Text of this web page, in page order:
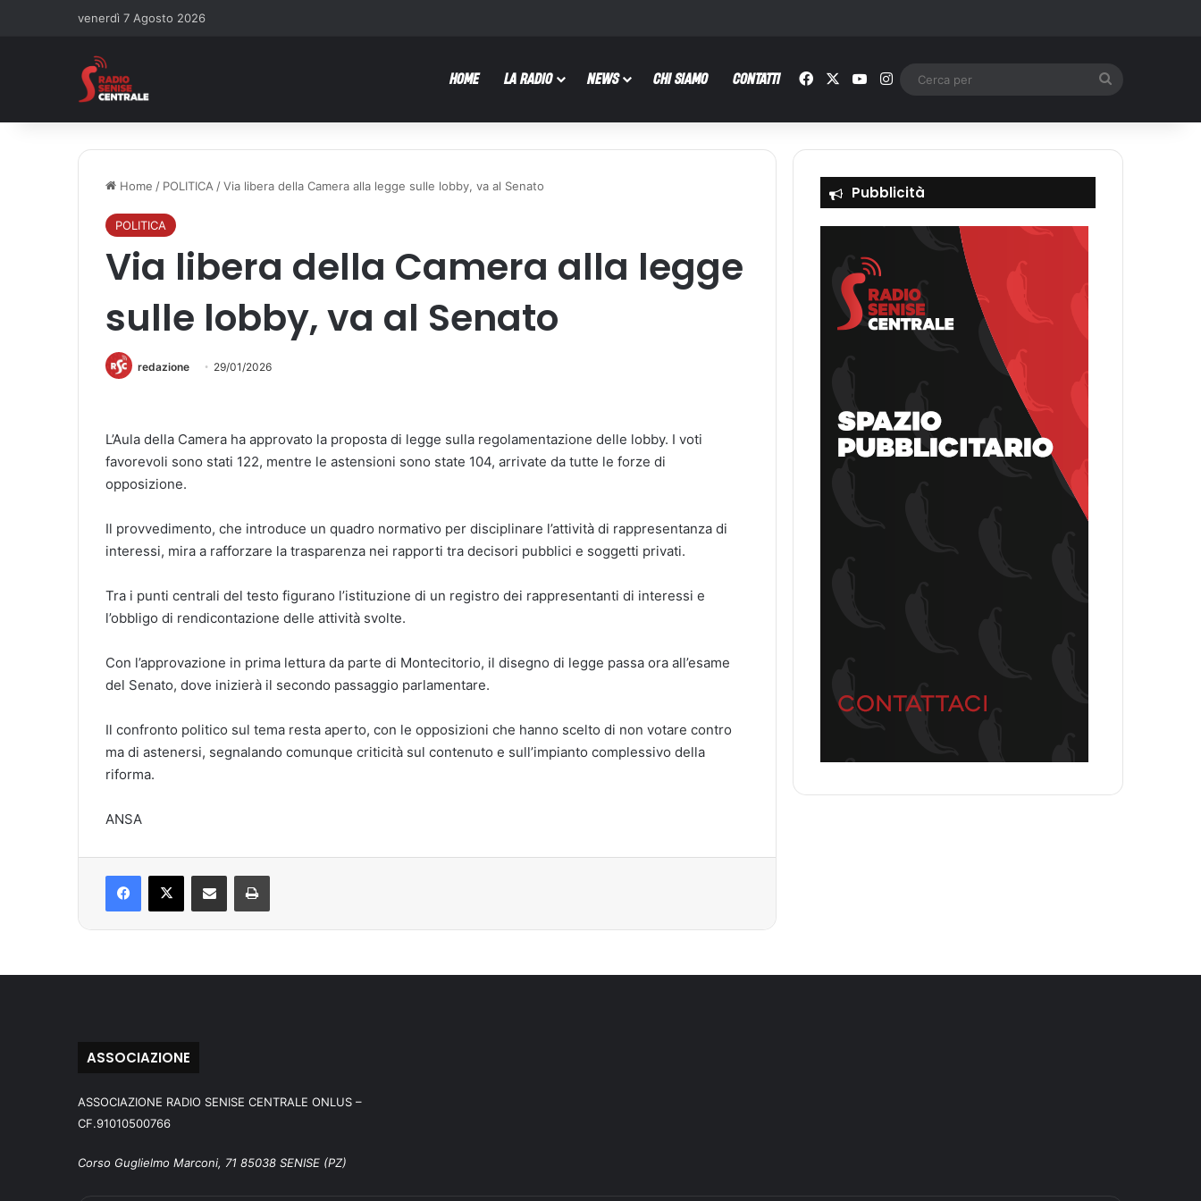
venerdì 7 Agosto 2026
HOME LA RADIO NEWS CHI SIAMO CONTATTI Facebook You TubeInstagram
Home / POLITICA /Via libera della Camera alla legge sulle lobby, va al Senato
POLITICA
Via libera della Camera alla legge
sulle lobby, va al Senato
redazione 29/01/2026
L’Aula della Camera ha approvato la proposta di legge sulla regolamentazione delle lobby. I voti
favorevoli sono stati 122, mentre le astensioni sono state 104, arrivate da tutte le forze di
opposizione.
Il provvedimento, che introduce un quadro normativo per disciplinare l’attività di rappresentanza di
interessi, mira a rafforzare la trasparenza nei rapporti tra decisori pubblici e soggetti privati.
Tra i punti centrali del testo figurano l’istituzione di un registro dei rappresentanti di interessi e
l’obbligo di rendicontazione delle attività svolte.
Con l’approvazione in prima lettura da parte di Montecitorio, il disegno di legge passa ora all’esame
del Senato, dove inizierà il secondo passaggio parlamentare.
Il confronto politico sul tema resta aperto, con le opposizioni che hanno scelto di non votare contro
ma di astenersi, segnalando comunque criticità sul contenuto e sull’impianto complessivo della
riforma.
ANSA
Pubblicità
ASSOCIAZIONE
ASSOCIAZIONE RADIO SENISE CENTRALE ONLUS –
CF.91010500766
Corso Guglielmo Marconi, 71 85038 SENISE (PZ)